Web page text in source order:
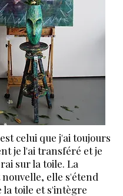
celui que j'ai toujours
je l'ai transféré et je
sur la toile. La
nouvelle, elle s'étend
la toile et s'intègre